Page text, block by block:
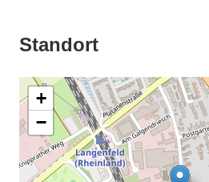
Standort
+
−